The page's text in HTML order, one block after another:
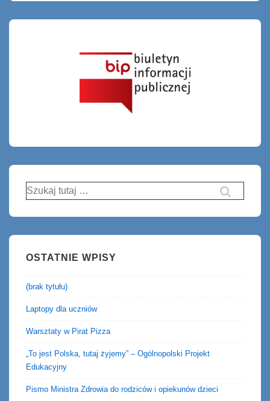
Szukaj:
OSTATNIE WPISY
(brak tytułu)
Laptopy dla uczniów
Warsztaty w Pirat Pizza
„To jest Polska, tutaj żyjemy” – Ogólnopolski Projekt
Edukacyjny
Pismo Ministra Zdrowia do rodziców i opiekunów dzieci